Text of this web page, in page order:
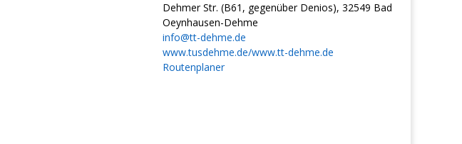
Dehmer Str. (B61, gegenüber Denios), 32549 Bad
Oeynhausen-Dehme
info@tt-dehme.de
www.tusdehme.de/www.tt-dehme.de
Routenplaner